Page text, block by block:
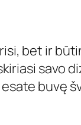
bet ir
savo
buvę